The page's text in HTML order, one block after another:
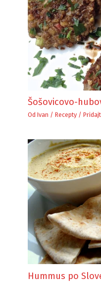
Šošovicovo-
Od Ivan /Recepty /
Hummus po